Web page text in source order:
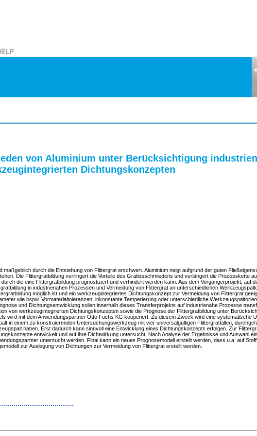
von Aluminium unter Berücksichtigung
Dichtungskonzepten
durch die Entstehung von Flittergrat erschwert. Aluminium neigt aufgrund der guten
Die Flittergratbildung verringert die Vorteile des Gratlosschmiedens und verlängert die Prozesskette
die eine Flittergratbildung prognostiziert und verhindert werden kann. Aus dem Vorgängerprojekt, auf
in industrienahen Prozessen und Vermeidung von Flittergrat an unterschiedlichen
möglich ist und ein werkzeugintegriertes Dichtungskonzept zur Vermeidung von Flittergrat
wie bspw. Vormaterialtoleranzen, inkonstante Temperierung oder unterschiedliche
und Dichtungsentwicklung sollen innerhalb dieses Transferprojekts auf industrienahe Prozesse
von werkzeugintegrierten Dichtungskonzepten sowie die Prognose der Flittergratbildung unter
wird mit dem Anwendungspartner Otto Fuchs KG kooperiert. Zu diesem Zweck wird eine systematische
in einem zu konstruierenden Untersuchungswerkzeug mit vier universalgültigen Flittergratfällen,
haben. Erst dadurch kann sinnvoll eine Entwicklung eines Dichtungskonzepts erfolgen. Zur
entwickelt und auf ihre Dichtwirkung untersucht. Nach Analyse der Ergebnisse und Auswahl
untersucht werden. Final kann ein neues Prognosemodell erstellt werden, dass u.a. auf
zur Auslegung von Dichtungen zur Vermeidung von Flittergrat erstellt werden.